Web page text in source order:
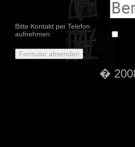
Bitte Kontakt per Telefon
aufnehmen:
�